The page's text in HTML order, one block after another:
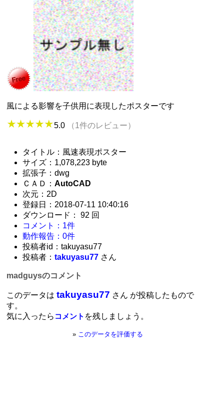
風による影響を子供用に表現したポスターです
5.0 （1件のレビュー）
タイトル：風速表現ポスター
サイズ：1,078,223 byte
拡張子：dwg
ＣＡＤ：AutoCAD
次元：2D
登録日：2018-07-11 10:40:16
ダウンロード： 92 回
コメント：1件
動作報告：0件
投稿者id：takuyasu77
投稿者：takuyasu77 さん
madguysのコメント
このデータはtakuyasu77 さん が投稿したもので
す。
気に入ったら コメント を残しましょう。
» このデータを評価する